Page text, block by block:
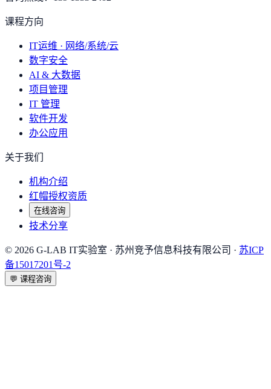
课程方向
IT运维 · 网络/系统/云
数字安全
AI & 大数据
项目管理
IT 管理
软件开发
办公应用
关于我们
机构介绍
红帽授权资质
在线咨询
技术分享
© 2026 G-LAB IT实验室 · 苏州竞予信息科技有限公司 · 苏ICP
备15017201号-2
💬 课程咨询